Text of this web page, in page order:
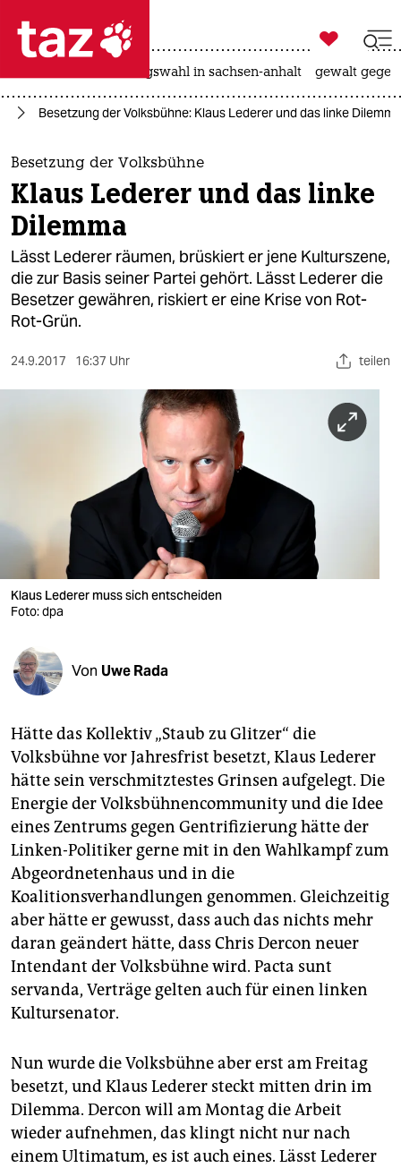
 taz zahl ich
taz zahl ich
themen
politik
öko
gesellschaft
kultur
sport
verlag
verlag
veranstaltungen
fragen & hilfe
unterstützen
abo
genossenschaft
epaper login

taz zahl ich
landtagswahl in sachsen-anhalt gewalt
Besetzung der Volksbühne: Klaus Lederer und das linke Dilemma
Besetzung der Volksbühne
Klaus Lederer und das linke
Dilemma
Lässt Lederer räumen, brüskiert er jene Kulturszene,
die zur Basis seiner Partei gehört. Lässt Lederer die
Besetzer gewähren, riskiert er eine Krise von Rot-
Rot-Grün.
24.9.2017 16:37 Uhr teilen
Klaus Lederer muss sich entscheiden
Foto: dpa
Von Uwe Rada
Hätte das Kollektiv „Staub zu Glitzer“ die
Volksbühne vor Jahresfrist besetzt, Klaus Lederer
hätte sein verschmitztestes Grinsen aufgelegt. Die
Energie der Volksbühnencommunity und die Idee
eines Zentrums gegen Gentrifizierung hätte der
Linken-Politiker gerne mit in den Wahlkampf zum
Abgeordnetenhaus und in die
Koalitionsverhandlungen genommen. Gleichzeitig
aber hätte er gewusst, dass auch das nichts mehr
daran geändert hätte, dass Chris Dercon neuer
Intendant der Volksbühne wird. Pacta sunt
servanda, Verträge gelten auch für einen linken
Kultursenator.
Nun wurde die Volksbühne aber erst am Freitag
besetzt, und Klaus Lederer steckt mitten drin im
Dilemma. Dercon will am Montag die Arbeit
wieder aufnehmen, das klingt nicht nur nach
einem Ultimatum, es ist auch eines. Lässt Lederer